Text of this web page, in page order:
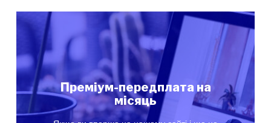
Преміум-передплата на
місяць